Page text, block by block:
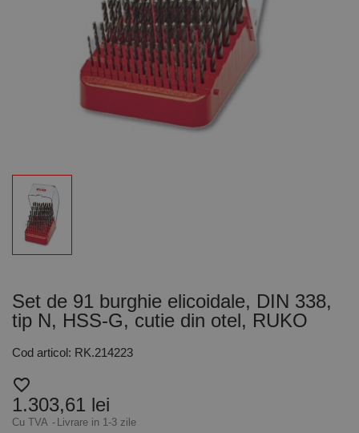
Set de 91 burghie elicoidale, DIN 338,
tip N, HSS-G, cutie din otel, RUKO
Cod articol: RK.214223
favorite_border
1.303,61 lei
Cu TVA Livrare in 1-3 zile